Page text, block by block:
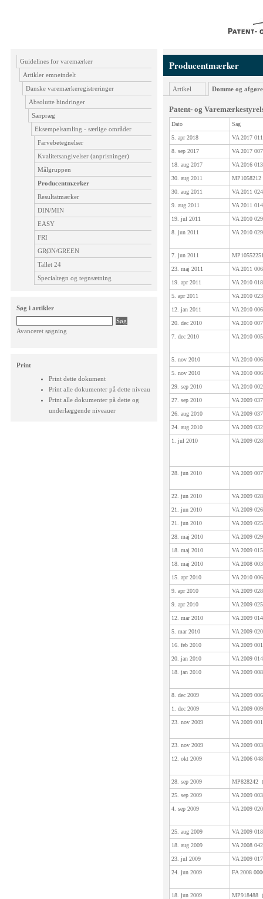
Guidelines for varemærker
Artikler emneindelt
Danske varemærkeregistreringer
Absolutte hindringer
Særpræg
Eksempelsamling - særlige områder
Farvebetegnelser
Kvalitetsangivelser (anprisninger)
Målgruppen
Producentmærker
Resultatmærker
DIN/MIN
EASY
FRI
GRØN/GREEN
Tallet 24
Specialtegn og tegnsætning
Søg i artikler
Avanceret søgning
Print
Print dette dokument
Print alle dokumenter på dette niveau
Print alle dokumenter på dette og
underlæggende niveauer
Producentmærker
Artikel Domme og
Patent- og
Dato Sag
5. apr 2018 VA 2017
8. sep 2017 VA 2017
18. aug 2017 VA 2016
30. aug 2011
30. aug 2011 VA 2011
9. aug 2011 VA 2011
19. jul 2011 VA 2010
8. jun 2011 VA 2010
7. jun 2011
23. maj 2011 VA 2011
19. apr 2011 VA 2010
5. apr 2011 VA 2010
12. jan 2011 VA 2010
20. dec 2010 VA 2010
7. dec 2010 VA 2010
5. nov 2010 VA 2010
5. nov 2010 VA 2010
29. sep 2010 VA 2010
27. sep 2010 VA 2009
26. aug 2010 VA 2009
24. aug 2010 VA 2009
1. jul 2010 VA 2009
28. jun 2010 VA 2009
22. jun 2010 VA 2009
21. jun 2010 VA 2009
21. jun 2010 VA 2009
28. maj 2010 VA 2009
18. maj 2010 VA 2009
18. maj 2010 VA 2008
15. apr 2010 VA 2010
9. apr 2010 VA 2009
9. apr 2010 VA 2009
12. mar 2010 VA 2009
5. mar 2010 VA 2009
16. feb 2010 VA 2009
20. jan 2010 VA 2009
18. jan 2010 VA 2009
8. dec 2009 VA 2009
1. dec 2009 VA 2009
23. nov 2009 VA 2009
23. nov 2009 VA 2009
12. okt 2009 VA 2006
28. sep 2009 MP828242
25. sep 2009 VA 2009
4. sep 2009 VA 2009
25. aug 2009 VA 2009
18. aug 2009 VA 2008
23. jul 2009 VA 2009
24. jun 2009 FA 2008
18. jun 2009 MP918488